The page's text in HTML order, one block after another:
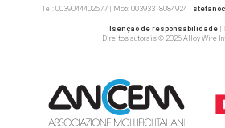
Tel: 0039044402677 | Mob: 00393318084924 |
Isenção de responsabilidade|
Direitos autorais © 2026 Alloy Wire